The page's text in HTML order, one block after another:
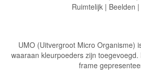
Ruimtelijk | Beelden
UMO (Uitvergroot Micro Organisme)
waaraan kleurpoeders zijn
frame